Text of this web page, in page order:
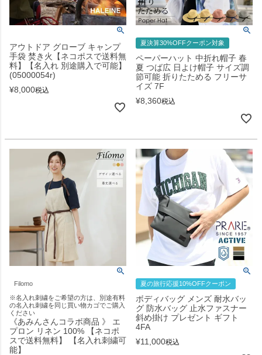
アウトドア グローブ キャンプ
手袋 焚き火【ネコポスで送料無
料】【名入れ 別途購入で可能】
(05000054r)
¥8,000税込
夏決算30%OFFクーポン対象
ペーパーハット 中折れ帽子 春
夏 つば広 日よけ帽子 サイズ調
節可能 折りたためる フリーサ
イズ 7F
¥8,360税込
Filomo
※名入れ刺繍をご希望の方は、別途有料
の名入れ刺繍を同じ買い物カゴでご購入
ください
《あみんさんコラボ商品 》 エ
プロン リネン 100% 【ネコポ
スで送料無料】 【名入れ刺繍可
能】
夏の旅行応援10%OFFクーポン
ボディバッグ メンズ 耐水バッ
グ 防水バッグ 止水ファスナー
斜め掛け プレゼント ギフト
4FA
¥11,000税込